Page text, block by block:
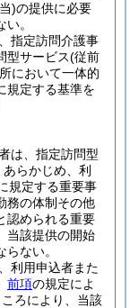
)の提供に必要
。
指定訪問介護事
型サービス(従前
において一体的
規定する基準を
は、指定訪問型
らかじめ、利
規定する重要事
務の体制その他
認められる重要
当該提供の開始
ない。
利用申込者また
前項の規定によ
ろにより、当該